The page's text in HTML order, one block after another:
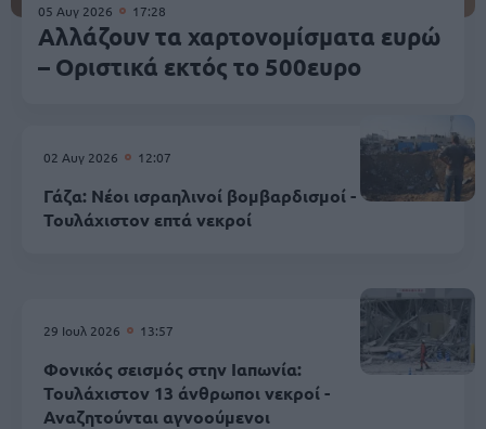
05 Αυγ 2026 17:28
Αλλάζουν τα χαρτονομίσματα ευρώ
– Οριστικά εκτός το 500ευρο
02 Αυγ 2026 12:07
Γάζα: Νέοι ισραηλινοί βομβαρδισμοί -
Τουλάχιστον επτά νεκροί
29 Ιουλ 2026 13:57
Φονικός σεισμός στην Ιαπωνία:
Τουλάχιστον 13 άνθρωποι νεκροί -
Αναζητούνται αγνοούμενοι